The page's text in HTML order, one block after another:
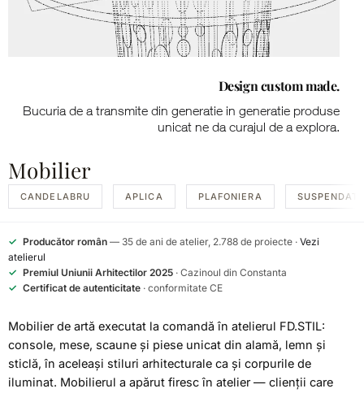
Design custom made.
Bucuria de a transmite din generatie in generatie produse
unicat ne da curajul de a explora.
Mobilier
CANDELABRU APLICA PLAFONIERA
✓ Producător român — 35 de ani de atelier, 2.788 de proiecte · Vezi
atelierul
✓ Premiul Uniunii Arhitectilor 2025 · Cazinoul din Constanta
✓ Certificat de autenticitate · conformitate CE
Mobilier de artă executat la comandă în atelierul FD.STIL:
console, mese, scaune și piese unicat din alamă, lemn și
sticlă, în aceleași stiluri arhitecturale ca și corpurile de
iluminat. Mobilierul a apărut firesc în atelier — clienții care